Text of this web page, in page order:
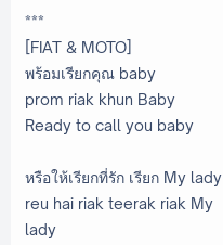
***
[FIAT & MOTO]
พร้อมเรียกคุณ baby
prom riak khun Baby
Ready to call you baby
หรือให้เรียกที่รัก เรียก My lady
reu hai riak teerak riak My
lady